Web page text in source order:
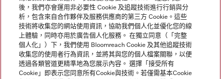
服務
後，我們亦會運用非必要性 Cookie 及追蹤技術進行行銷與分
析，包含來自合作夥伴及服務供應商的第三方 Cookie。這些
技術將收集您的網站使用資訊，協助我們個人化並優化您的線
上體驗，同時亦用於廣告個人化服務。 在獨立同意（「完整
個人化」）下，我們使用 Bloomreach Cookie 及其他追蹤技術
收集您的使用者行為資訊，並將其與您的個人檔案關聯，以便
透過各類管道更精準地為您展示內容。 選擇「接受所有
Cookie」即表示您同意所有Cookie與技術。若僅需基本Cookie